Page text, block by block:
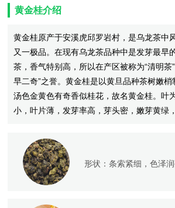
黄金桂介绍
黄金桂原产于安溪虎邱罗岩村，是乌龙茶中
又一极品。在现有乌龙茶品种中是发芽最早
茶，香气特别高，所以在产区被称为“清明茶
早二奇”之誉。黄金桂是以黄旦品种茶树嫩
汤色金黄色有奇香似桂花，故名黄金桂。叶
小，叶片薄，发芽率高，芽头密，嫩芽黄绿
形状： 条索紧细，色泽